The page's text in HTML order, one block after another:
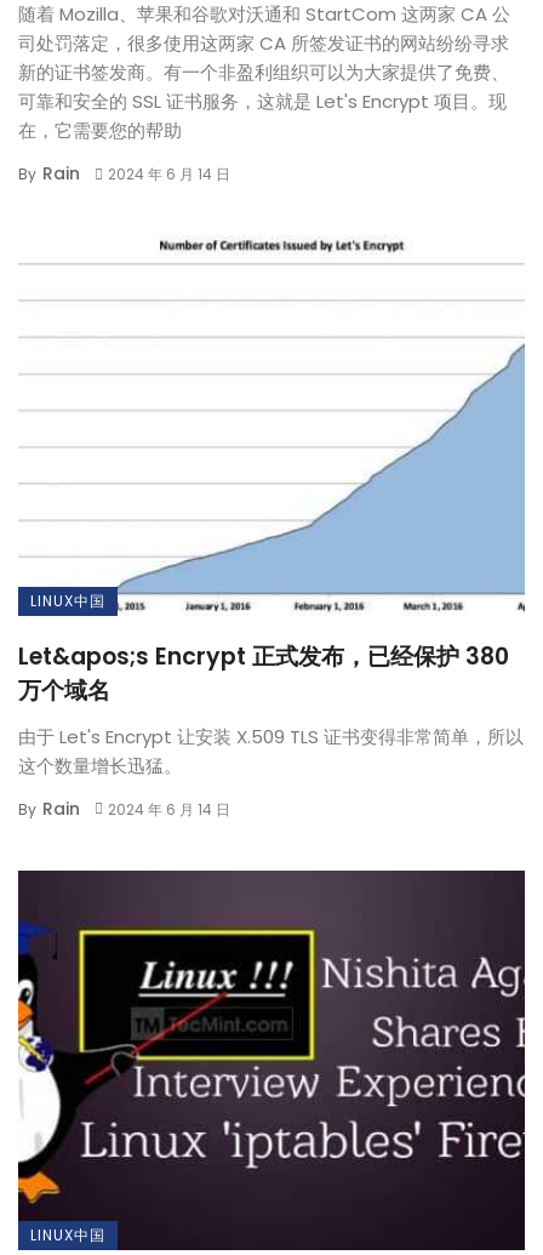
随着 Mozilla、苹果和谷歌对沃通和 StartCom 这两家 CA 公
司处罚落定，很多使用这两家 CA 所签发证书的网站纷纷寻求
新的证书签发商。有一个非盈利组织可以为大家提供了免费、
可靠和安全的 SSL 证书服务，这就是 Let's Encrypt 项目。现
在，它需要您的帮助
By Rain 2024 年 6 月 14 日
LINUX中国
Let&apos;s Encrypt 正式发布，已经保护 380
万个域名
由于 Let's Encrypt 让安装 X.509 TLS 证书变得非常简单，所以
这个数量增长迅猛。
By Rain 2024 年 6 月 14 日
LINUX中国